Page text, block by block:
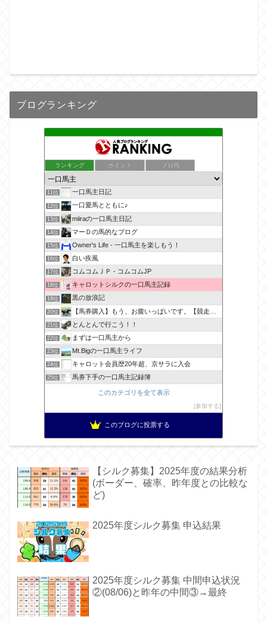
ブログランキング
ランキング ポイント ブロ画
11位 一口馬主日記
12位 一口愛馬とともに♪
13位 miiraの一口馬主日記
14位 マーＤの馬的なブログ
15位 Owner's Life - 一口馬主を楽しもう！
16位 白い疾風
17位 コムコムＪＰ - コムコムJP
18位 キャロットシルクの一口馬主記録
19位 黒の放浪記
20位 【馬券購入】もう、お腹いっぱいです。【競走馬出資】
21位 とんとんで行こう！！
22位 まずは一口馬主から
23位 Mt.Bigの一口馬主ライフ
24位 キャロット会員歴20年超、京サラに入会
25位 馬券下手の一口馬主記録簿
このカテゴリを全て表示
参加する
このブログに投票する
【シルク募集】2025年度の結果分析
(ボーダー、確率、昨年度との比較な
ど)
2025年度シルク募集 申込結果
2025年度シルク募集 中間申込状況
②(08/06)と昨年の中間③→最終